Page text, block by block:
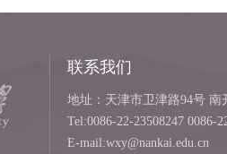
联系我们
地址：天津市卫津路94号 南
Tel:0086-22-23508247 0086-
E-mail:wxy@nankai.edu.cn